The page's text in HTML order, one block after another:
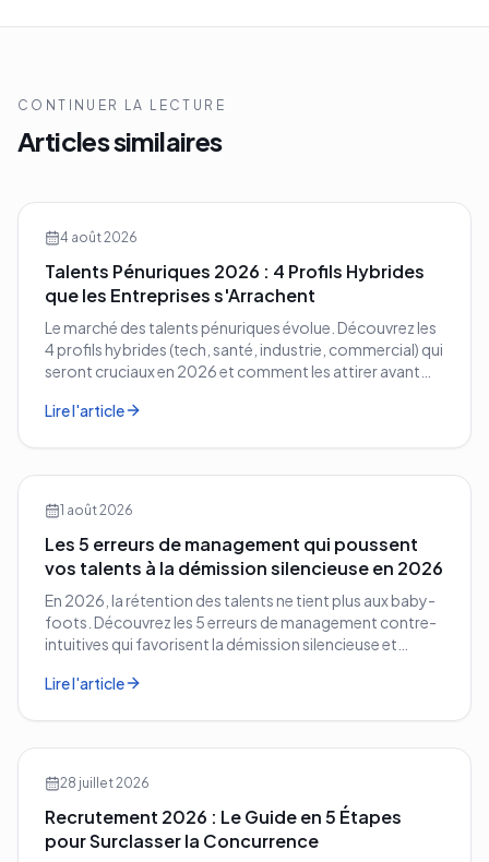
CONTINUER LA LECTURE
Articles similaires
4 août 2026
Talents Pénuriques 2026 : 4 Profils Hybrides
que les Entreprises s'Arrachent
Le marché des talents pénuriques évolue. Découvrez les
4 profils hybrides (tech, santé, industrie, commercial) qui
seront cruciaux en 2026 et comment les attirer avant
Lire l'article
1 août 2026
Les 5 erreurs de management qui poussent
vos talents à la démission silencieuse en 2026
En 2026, la rétention des talents ne tient plus aux baby-
foots. Découvrez les 5 erreurs de management contre-
intuitives qui favorisent la démission silencieuse et
Lire l'article
28 juillet 2026
Recrutement 2026 : Le Guide en 5 Étapes
pour Surclasser la Concurrence